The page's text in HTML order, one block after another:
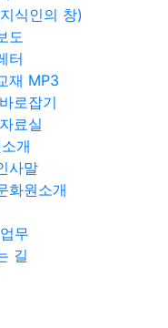
식인의 창)
도
터
재 MP3
로잡기
료실
개
사말
화원소개
무
길